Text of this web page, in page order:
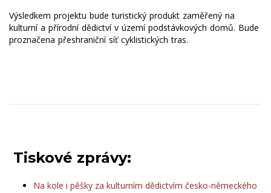
Výsledkem projektu bude turistický produkt zaměřený na
kulturní a přírodní dědictví v území podstávkových domů. Bude
proznačena přeshraniční síť cyklistických tras.
Tiskové zprávy:
Na kole i pěšky za kulturním dědictvím česko-německého